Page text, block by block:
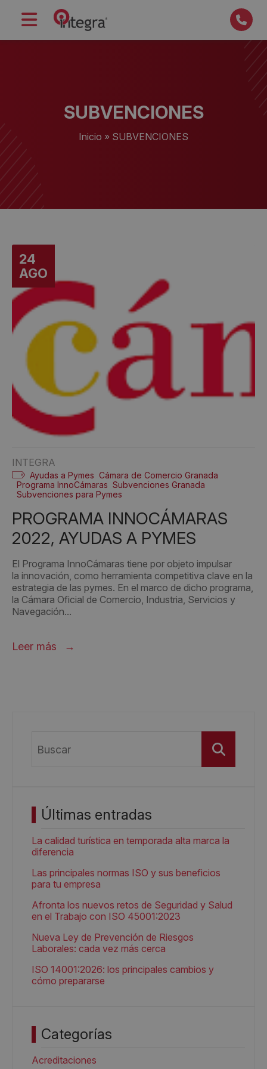
SUBVENCIONES
Inicio » SUBVENCIONES
24
AGO
INTEGRA
Ayudas a Pymes Cámara de Comercio Granada
Programa InnoCámaras Subvenciones Granada
Subvenciones para Pymes
PROGRAMA INNOCÁMARAS
2022, AYUDAS A PYMES
El Programa InnoCámaras tiene por objeto impulsar
la innovación, como herramienta competitiva clave en la
estrategia de las pymes. En el marco de dicho programa,
la Cámara Oficial de Comercio, Industria, Servicios y
Navegación...
Leer más
Buscar
Últimas entradas
La calidad turística en temporada alta marca la
diferencia
Las principales normas ISO y sus beneficios
para tu empresa
Afronta los nuevos retos de Seguridad y Salud
en el Trabajo con ISO 45001:2023
Nueva Ley de Prevención de Riesgos
Laborales: cada vez más cerca
ISO 14001:2026: los principales cambios y
cómo prepararse
Categorías
Acreditaciones